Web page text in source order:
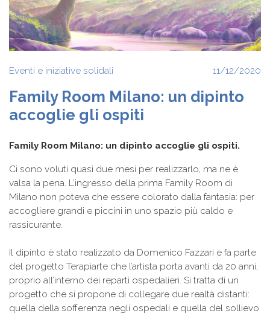
Eventi e iniziative solidali 11/12/2020
Family Room Milano: un dipinto
accoglie gli ospiti
Family Room Milano: un dipinto accoglie gli ospiti.
Ci sono voluti quasi due mesi per realizzarlo, ma ne è
valsa la pena. L’ingresso della prima Family Room di
Milano non poteva che essere colorato dalla fantasia: per
accogliere grandi e piccini in uno spazio più caldo e
rassicurante.
Il dipinto è stato realizzato da Domenico Fazzari e fa parte
del progetto Terapiarte che l’artista porta avanti da 20 anni,
proprio all’interno dei reparti ospedalieri. Si tratta di un
progetto che si propone di collegare due realtà distanti:
quella della sofferenza negli ospedali e quella del sollievo